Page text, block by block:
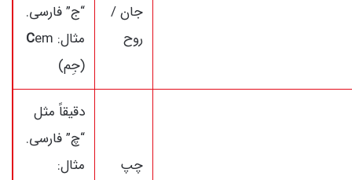
جان /
روح
“ج” فارسی.
مثال:
Cem
(جِم)
چپ
دقیقاً مثل
“چ” فارسی.
مثال: